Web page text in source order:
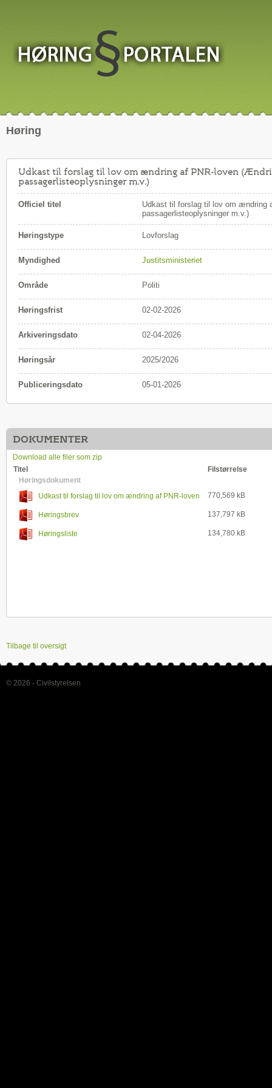
Høring
Udkast til forslag til lov om ændring af PNR-loven
passagerlisteoplysninger m.v.)
Officiel titel
Udkast til forslag til lov om ændring
passagerlisteoplysninger m.v.)
Høringstype Lovforslag
Myndighed Justitsministeriet
Område Politi
Høringsfrist 02-02-2026
Arkiveringsdato 02-04-2026
Høringsår 2025/2026
Publiceringsdato 05-01-2026
DOKUMENTER
Download alle filer som zip
Titel
Filstørrelse
Høringsdokument
Udkast til forslag til lov om ændring af PNR-loven
770,569 kB
Høringsbrev 137,797 kB
Høringsliste 134,780 kB
Tilbage til oversigt
© 2026 - Civilstyrelsen